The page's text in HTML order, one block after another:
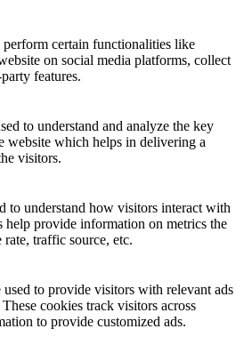
certain functionalities like
on social media platforms, collect
features.
to understand and analyze the key
website which helps in delivering a
visitors.
to understand how visitors interact with
help provide information on metrics the
traffic source, etc.
to provide visitors with relevant ads
cookies track visitors across
to provide customized ads.